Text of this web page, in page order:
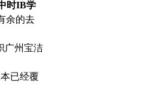
时IB学
余的去
广州宝洁
已经覆